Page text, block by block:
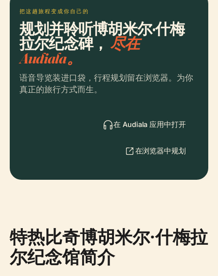
把这趟旅程变成你自己的
规划并聆听博胡米尔·什梅
拉尔纪念碑， 尽在
Audiala。
语音导览装进口袋，行程规划留在浏览器。为你
真正的旅行方式而生。
在 Audiala 应用中打开
在浏览器中规划
特热比奇博胡米尔·什梅拉
尔纪念馆简介